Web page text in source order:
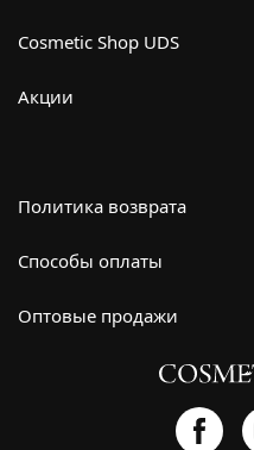
Cosmetic Shop UDS
Акции
Политика возврата
Способы оплаты
Оптовые продажи